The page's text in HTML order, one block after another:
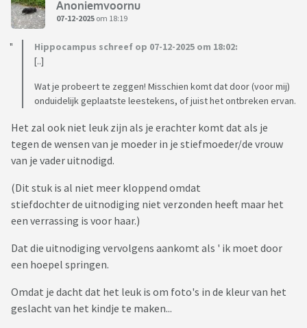
Anoniemvoornu
07-12-2025 om 18:19
Hippocampus schreef op 07-12-2025 om 18:02:
[..]
Wat je probeert te zeggen! Misschien komt dat door (voor mij)
onduidelijk geplaatste leestekens, of juist het ontbreken ervan.
Het zal ook niet leuk zijn als je erachter komt dat als je
tegen de wensen van je moeder in je stiefmoeder/de vrouw
van je vader uitnodigd.
(Dit stuk is al niet meer kloppend omdat
stiefdochter de uitnodiging niet verzonden heeft maar het
een verrassing is voor haar.)
Dat die uitnodiging vervolgens aankomt als ' ik moet door
een hoepel springen.
Omdat je dacht dat het leuk is om foto's in de kleur van het
geslacht van het kindje te maken...